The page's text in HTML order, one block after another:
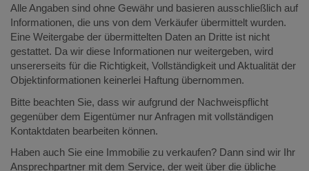
Alle Angaben sind ohne Gewähr und basieren ausschließlich auf
Informationen, die uns von dem Verkäufer übermittelt wurden.
Eine Weitergabe der übermittelten Daten an Dritte ist nicht
gestattet. Da wir diese Informationen nur weitergeben, wird
unsererseits für die Richtigkeit, Vollständigkeit und Aktualität der
Objektinformationen keinerlei Haftung übernommen.
Bitte beachten Sie, dass wir aufgrund der Nachweispflicht
gegenüber dem Eigentümer nur Anfragen mit vollständigen
Kontaktdaten bearbeiten können.
Haben auch Sie eine Immobilie zu verkaufen? Dann sind wir Ihr
Ansprechpartner mit dem Service, der weit über die übliche